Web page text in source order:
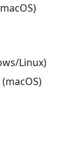
Linux)
(macOS)